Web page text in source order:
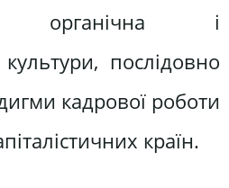
органічна і
послідовно
кадрової роботи
країн.